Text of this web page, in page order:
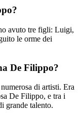
avuto tre figli: Luigi,
le orme dei
De Filippo?
di artisti. Era
De Filippo, e tra i
grande talento.